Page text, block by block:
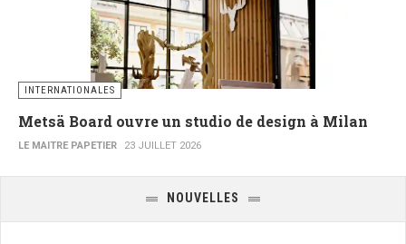
INTERNATIONALES
Metsä Board ouvre un studio de design à Milan
LE MAITRE PAPETIER 23 JUILLET 2026
NOUVELLES